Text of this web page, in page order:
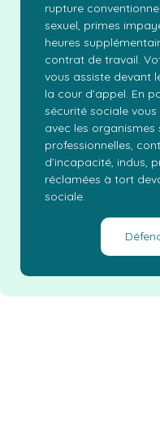
rupture
sexuel, primes
heures
contrat de travail.
vous assiste devant
la cour d’appel. En
sécurité sociale
avec les organismes
professionnelles,
d’incapacité, indus,
réclamées à tort
sociale.